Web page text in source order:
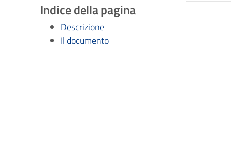
Indice della pagina
Descrizione
Il documento